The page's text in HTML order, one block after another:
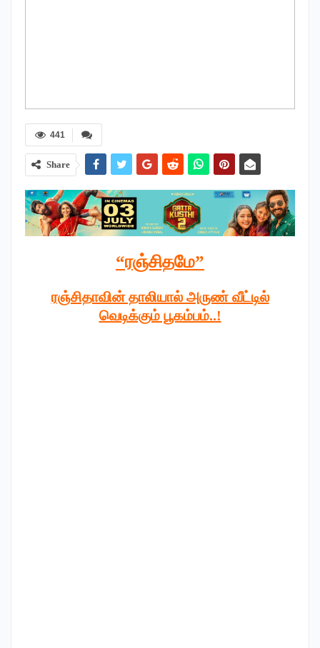
441
Share
“ரஞ்சிதமே”
ரஞ்சிதாவின் தாலியால் அருண் வீட்டில்
வெடிக்கும் பூகம்பம்..!